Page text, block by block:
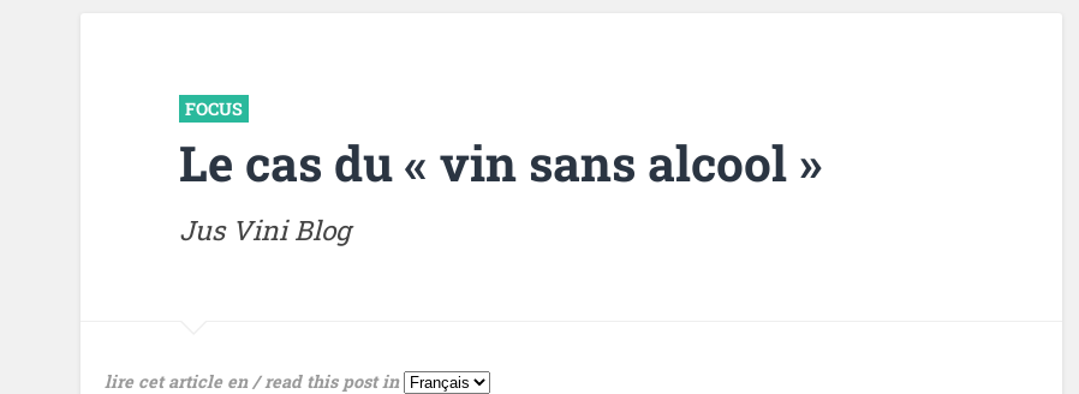
FOCUS
Le cas du « vin sans alcool »
Jus Vini Blog
lire cet article en / read this post in